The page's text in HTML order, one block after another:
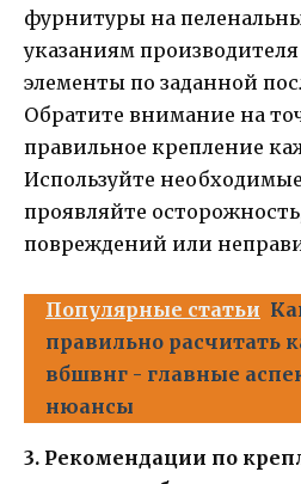
фурнитуры на
указаниям
элементы по заданной
Обратите внимание на
правильное крепление
Используйте
проявляйте
повреждений или
Популярные статьи
правильно расчитать
вбшвнг - главные
нюансы
3. Рекомендации по